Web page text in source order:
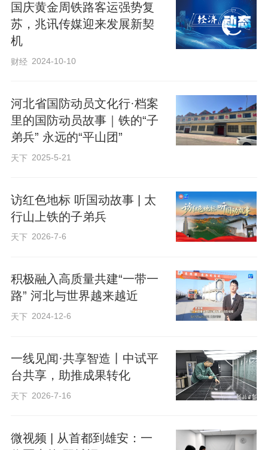
国庆黄金周铁路客运强势复
苏，兆讯传媒迎来发展新契
机
财经 2024-10-10
河北省国防动员文化行·档案
里的国防动员故事｜铁的“子
弟兵” 永远的“平山团”
天下 2025-5-21
访红色地标 听国动故事 | 太
行山上铁的子弟兵
天下 2026-7-6
积极融入高质量共建“一带一
路” 河北与世界越来越近
天下 2024-12-6
一线见闻·共享智造丨中试平
台共享，助推成果转化
天下 2026-7-16
微视频 | 从首都到雄安：一